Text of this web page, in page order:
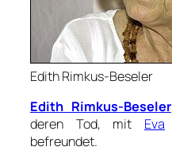
Edith Rimkus-Beseler
Edith Rimkus-Beseler
deren Tod, mit Eva
befreundet.